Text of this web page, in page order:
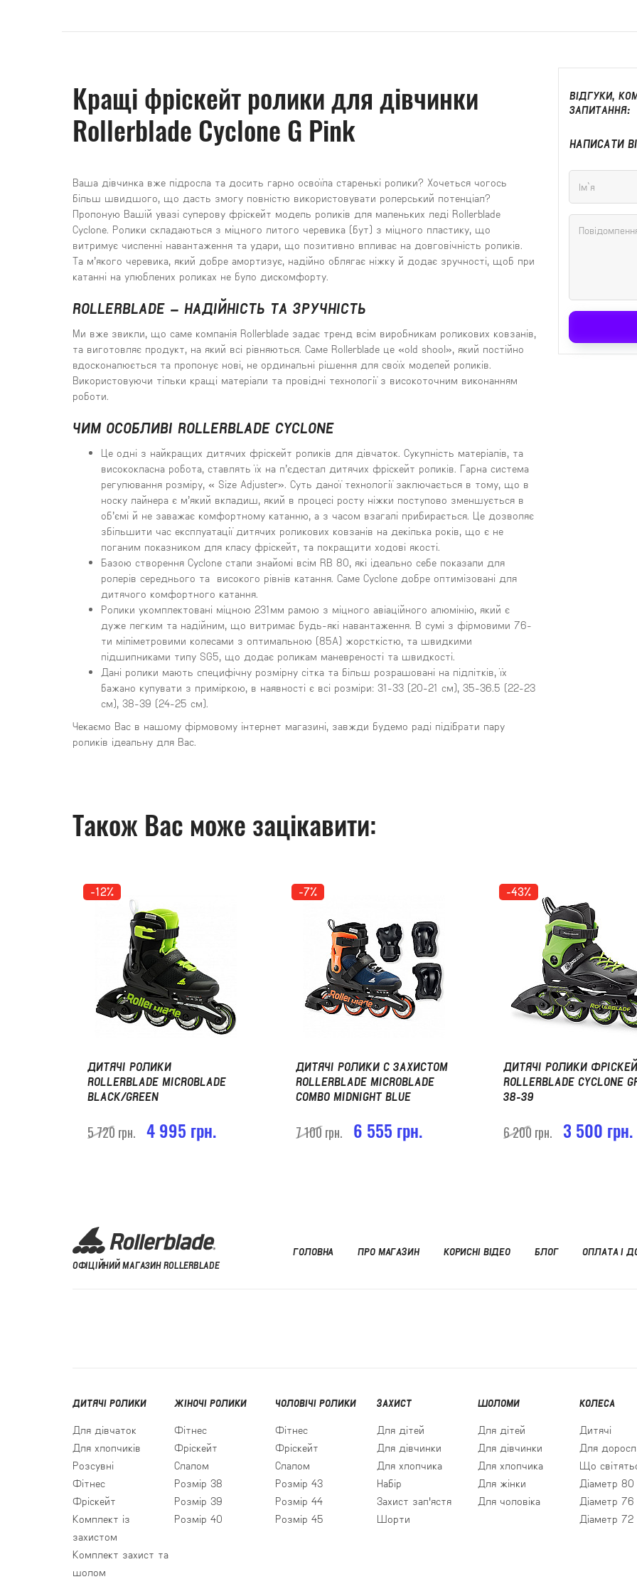
Кращі фріскейт ролики для дівчинки
Rollerblade Cyclone G Pink
Ваша дівчинка вже підросла та досить гарно освоїла старенькі ролики? Хочеться чогось
більш швидшого, що дасть змогу повністю використовувати ролерський потенціал?
Пропоную Вашій увазі суперову фріскейт модель роликів для маленьких леді Rollerblade
Cyclone. Ролики складаються з міцного литого черевика (бут) з міцного пластику, що
витримує численні навантаження та удари, що позитивно впливає на довговічність роликів.
Та м’якого черевика, який добре амортизує, надійно облягає ніжку й додає зручності, щоб при
катанні на улюблених роликах не було дискомфорту.
ROLLERBLADE – НАДІЙНІСТЬ ТА ЗРУЧНІСТЬ
Ми вже звикли, що саме компанія Rollerblade задає тренд всім виробникам роликових ковзанів,
та виготовляє продукт, на який всі рівняються. Саме Rollerblade це «old shool», який постійно
вдосконалюється та пропонує нові, не ординальні рішення для своїх моделей роликів.
Використовуючи тільки кращі матеріали та провідні технології з високоточним виконанням
роботи.
ЧИМ ОСОБЛИВІ ROLLERBLADE CYCLONE
Це одні з найкращих дитячих фріскейт роликів для дівчаток. Сукупність матеріалів, та
висококласна робота, ставлять їх на п’єдестал дитячих фріскейт роликів. Гарна система
регулювання розміру, « Size Adjuster». Суть даної технології заключається в тому, що в
носку лайнера є м’який вкладиш, який в процесі росту ніжки поступово зменшується в
об’ємі й не заважає комфортному катанню, а з часом взагалі прибирається. Це дозволяє
збільшити час експлуатації дитячих роликових ковзанів на декілька років, що є не
поганим показником для класу фріскейт, та покращити ходові якості.
Базою створення Cyclone стали знайомі всім RB 80, які ідеально себе показали для
ролерів середнього та високого рівнів катання. Саме Cyclone добре оптимізовані для
дитячого комфортного катання.
Ролики укомплектовані міцною 231мм рамою з міцного авіаційного алюмінію, який є
дуже легким та надійним, що витримає будь-які навантаження. В сумі з фірмовими 76-
ти міліметровими колесами з оптимальною (85А) жорсткістю, та швидкими
підшипниками типу SG5, що додає роликам маневреності та швидкості.
Дані ролики мають специфічну розмірну сітка та більш розрашовані на підлітків, їх
бажано купувати з приміркою, в наявності є всі розміри: 31-33 (20-21 см), 35-36.5 (22-23
см), 38-39 (24-25 см).
Чекаємо Вас в нашому фірмовому інтернет магазині, завжди будемо раді підібрати пару
роликів ідеальну для Вас.
ВІДГУКИ,
ЗАПИТАННЯ:
НАПИСАТИ
Також Вас може зацікавити:
-12%
ДИТЯЧІ РОЛИКИ
ROLLERBLADE MICROBLADE
BLACK/GREEN
5 720 грн. 4 995 грн.
-7%
ДИТЯЧІ РОЛИКИ С ЗАХИСТОМ
ROLLERBLADE MICROBLADE
COMBO MIDNIGHT BLUE
7 100 грн. 6 555 грн.
-43%
ДИТЯЧІ РОЛИКИ
ROLLERBLADE CYCLONE
38-39
6 200 грн. 3 500 грн.
ОФІЦІЙНИЙ МАГАЗИН ROLLERBLADE
ГОЛОВНА ПРО МАГАЗИН КОРИСНІ ВІДЕО БЛОГ ОПЛАТА І
ДИТЯЧІ РОЛИКИ
Для дівчаток
Для хлопчиків
Розсувні
Фітнес
Фріскейт
Комплект із
захистом
Комплект захист та
шолом
ЖІНОЧІ РОЛИКИ
Фітнес
Фріскейт
Слалом
Розмір 38
Розмір 39
Розмір 40
ЧОЛОВІЧІ РОЛИКИ
Фітнес
Фріскейт
Слалом
Розмір 43
Розмір 44
Розмір 45
ЗАХИСТ
Для дітей
Для дівчинки
Для хлопчика
Набір
Захист зап'ястя
Шорти
ШОЛОМИ
Для дітей
Для дівчинки
Для хлопчика
Для жінки
Для чоловіка
КОЛЕСА
Дитячі
Для
Що
Діаметр 80
Діаметр 76
Діаметр 72